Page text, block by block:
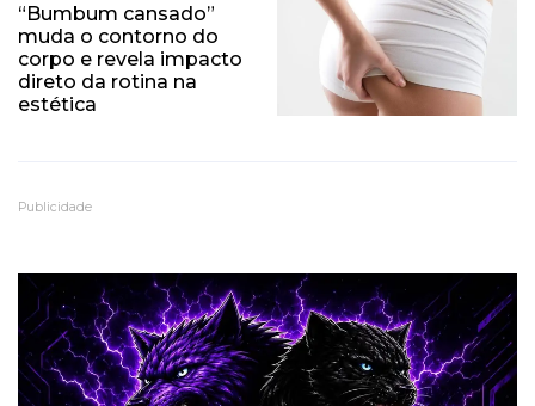
“Bumbum cansado”
muda o contorno do
corpo e revela impacto
direto da rotina na
estética
Publicidade